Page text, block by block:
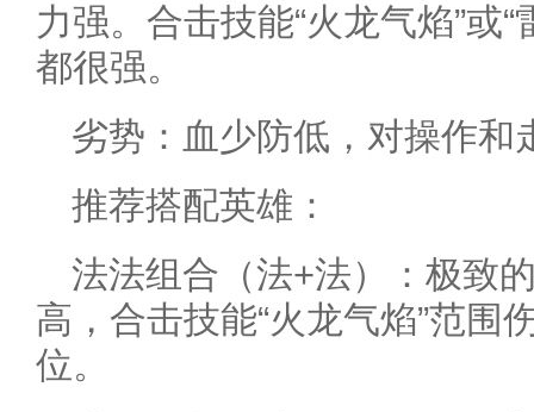
力强。合击技能“火龙气焰”或
都很强。
劣势：血少防低，对操作和
推荐搭配英雄：
法法组合（法+法）：极致
高，合击技能“火龙气焰”范围
位。